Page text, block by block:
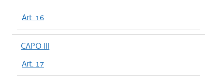
Art. 16
CAPO III
Art. 17